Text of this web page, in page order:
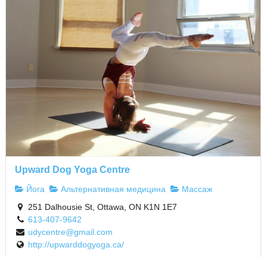
Upward Dog Yoga Centre
Йога Альтернативная медицина
Массаж
251 Dalhousie St, Ottawa, ON K1N 1E7
613-407-9642
udycentre@gmail.com
http://upwarddogyoga.ca/